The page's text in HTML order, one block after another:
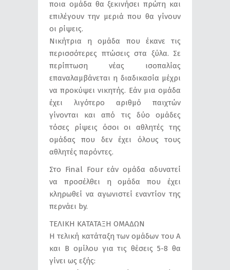
ποια ομάδα θα ξεκινήσει πρώτη και
επιλέγουν την μεριά που θα γίνουν
οι ρίψεις.
Νικήτρια η ομάδα που έκανε τις
περισσότερες πτώσεις στα ξύλα. Σε
περίπτωση νέας ισοπαλίας
επαναλαμβάνεται η διαδικασία μέχρι
να προκύψει νικητής. Εάν μια ομάδα
έχει λιγότερο αριθμό παιχτών
γίνονται και από τις δύο ομάδες
τόσες ρίψεις όσοι οι αθλητές της
ομάδας που δεν έχει όλους τους
αθλητές παρόντες.
Στο Final Four εάν ομάδα αδυνατεί
να προσέλθει η ομάδα που έχει
κληρωθεί να αγωνιστεί εναντίον της
περνάει by.
ΤΕΛΙΚΗ ΚΑΤΑΤΑΞΗ ΟΜΑΔΩΝ
Η τελική κατάταξη των ομάδων του Α
και Β ομίλου για τις θέσεις 5-8 θα
γίνει ως εξής: